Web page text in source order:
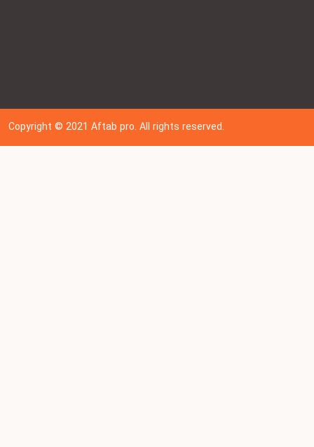
Copyright © 202 1Aftab pro. All rights reserved.